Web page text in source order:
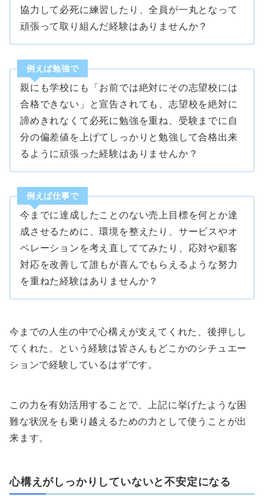
協力して必死に練習したり、全員が一丸となって
頑張って取り組んだ経験はありませんか？
例えば勉強で
親にも学校にも「お前では絶対にその志望校には
合格できない」と宣告されても、志望校を絶対に
諦めきれなくて必死に勉強を重ね、受験までに自
分の偏差値を上げてしっかりと勉強して合格出来
るように頑張った経験はありませんか？
例えば仕事で
今までに達成したことのない売上目標を何とか達
成させるために、環境を整えたり、サービスやオ
ペレーションを考え直しててみたり、応対や顧客
対応を改善して誰もが喜んでもらえるような努力
を重ねた経験はありませんか？
今までの人生の中で心構えが支えてくれた、後押しし
てくれた、という経験は皆さんもどこかのシチュエー
ションで経験しているはずです。
この力を有効活用することで、上記に挙げたような困
難な状況をも乗り越えるための力として使うことが出
来ます。
心構えがしっかりしていないと不安定になる